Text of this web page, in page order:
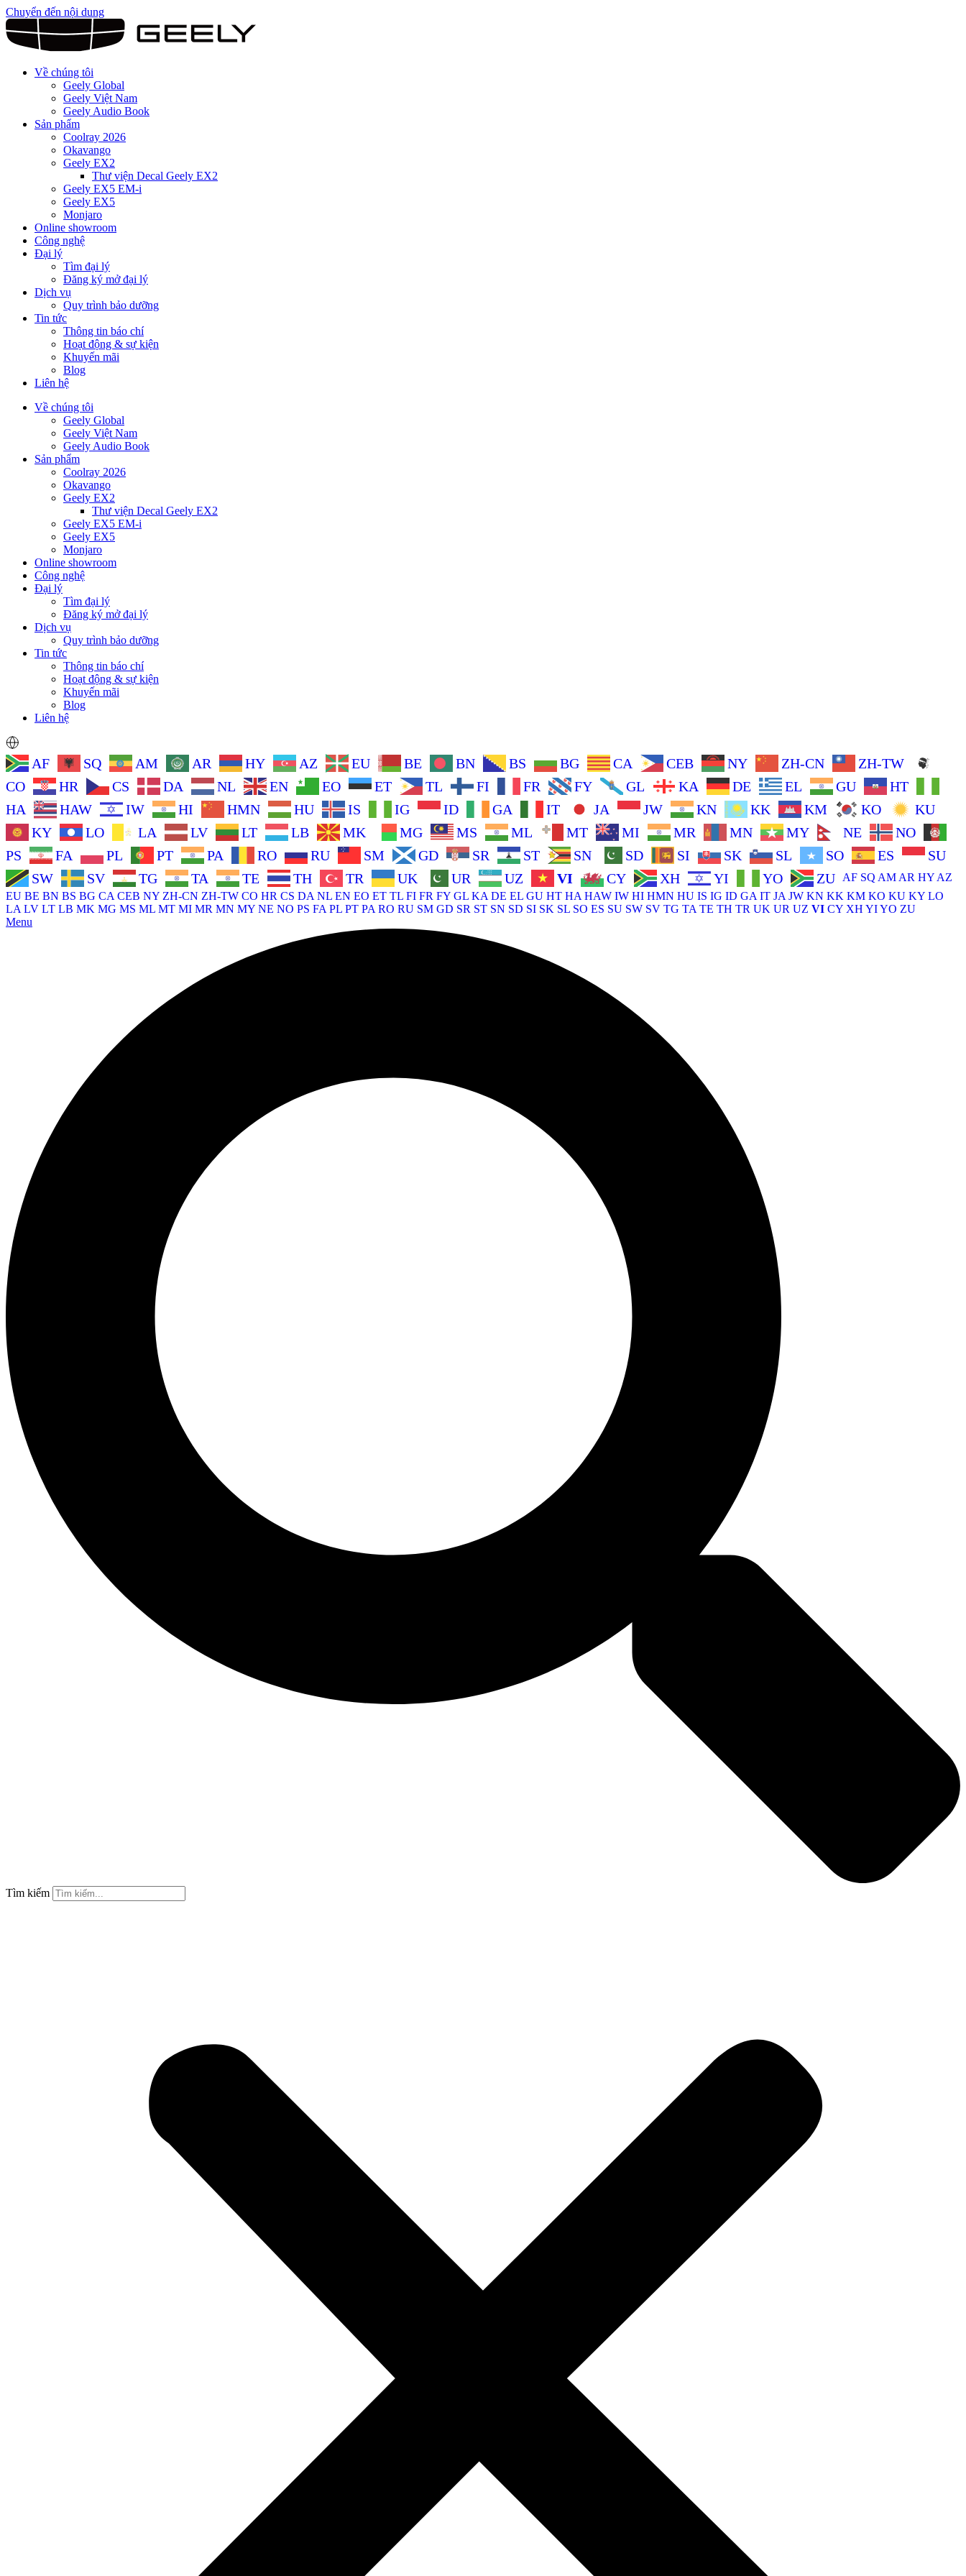
Chuyển đến nội dung
Về chúng tôi
Geely Global
Geely Việt Nam
Geely Audio Book
Sản phẩm
Coolray 2026
Okavango
Geely EX2
Thư viện Decal Geely EX2
Geely EX5 EM-i
Geely EX5
Monjaro
Online showroom
Công nghệ
Đại lý
Tìm đại lý
Đăng ký mở đại lý
Dịch vụ
Quy trình bảo dưỡng
Tin tức
Thông tin báo chí
Hoạt động & sự kiện
Khuyến mãi
Blog
Liên hệ
Về chúng tôi
Geely Global
Geely Việt Nam
Geely Audio Book
Sản phẩm
Coolray 2026
Okavango
Geely EX2
Thư viện Decal Geely EX2
Geely EX5 EM-i
Geely EX5
Monjaro
Online showroom
Công nghệ
Đại lý
Tìm đại lý
Đăng ký mở đại lý
Dịch vụ
Quy trình bảo dưỡng
Tin tức
Thông tin báo chí
Hoạt động & sự kiện
Khuyến mãi
Blog
Liên hệ
AF SQ AM AR HY AZ EU BE BN BS BG CA CEB NY ZH-CN
ZH-TW
CO
HR CS DA NL EN EO ET TL FI FR FY GL KA DE EL GU
HT
HA
HAW IW HI HMN HU IS IG ID GA IT JA JW KN KK KM KO
KU
KY
LO LA LV LT LB MK MG MS ML MT MI MR MN MY NE
NO
PS
FA PL PT PA RO RU SM GD SR ST SN SD SI SK SL SO ES
SU
SW
SV TG TA TE TH TR UK UR UZ VI CY XH YI YO ZU AF SQ AM AR HY AZ
EU BE BN BS BG CA CEB NY ZH-CN ZH-TW CO HR CS DA NL EN EO ET TL FI FR FY GL KA DE EL GU HT HA HAW IW HI HMN HU IS IG ID GA IT JA JW KN KK KM KO KU KY LO
LA LV LT LB MK MG MS ML MT MI MR MN MY NE NO PS FA PL PT PA RO RU SM GD SR ST SN SD SI SK SL SO ES SU SW SV TG TA TE TH TR UK UR UZ VI CY XH YIYO ZU
Menu
Tìm kiếm